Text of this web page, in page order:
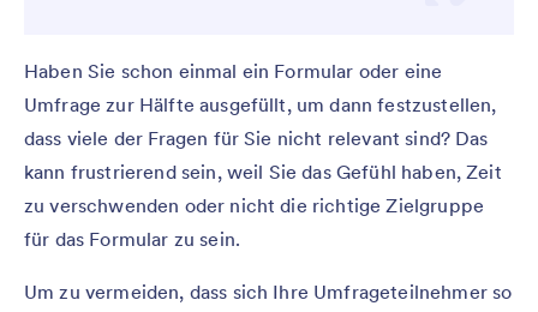
Haben Sie schon einmal ein Formular oder eine
Umfrage zur Hälfte ausgefüllt, um dann festzustellen,
dass viele der Fragen für Sie nicht relevant sind? Das
kann frustrierend sein, weil Sie das Gefühl haben, Zeit
zu verschwenden oder nicht die richtige Zielgruppe
für das Formular zu sein.
Um zu vermeiden, dass sich Ihre Umfrageteilnehmer so